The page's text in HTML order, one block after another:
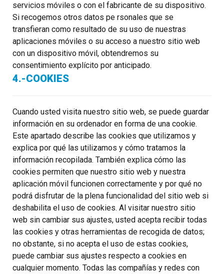
servicios móviles o con el fabricante de su dispositivo.
Si recogemos otros datos pe rsonales que se
transfieran como resultado de su uso de nuestras
aplicaciones móviles o su acceso a nuestro sitio web
con un dispositivo móvil, obtendremos su
consentimiento explícito por anticipado.
4.-COOKIES
Cuando usted visita nuestro sitio web, se puede guardar
información en su ordenador en forma de una cookie.
Este apartado describe las cookies que utilizamos y
explica por qué las utilizamos y cómo tratamos la
información recopilada. También explica cómo las
cookies permiten que nuestro sitio web y nuestra
aplicación móvil funcionen correctamente y por qué no
podrá disfrutar de la plena funcionalidad del sitio web si
deshabilita el uso de cookies. Al visitar nuestro sitio
web sin cambiar sus ajustes, usted acepta recibir todas
las cookies y otras herramientas de recogida de datos;
no obstante, si no acepta el uso de estas cookies,
puede cambiar sus ajustes respecto a cookies en
cualquier momento. Todas las compañías y redes con